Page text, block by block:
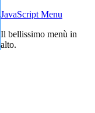
JavaScript Menu
Il bellissimo menù in
alto.